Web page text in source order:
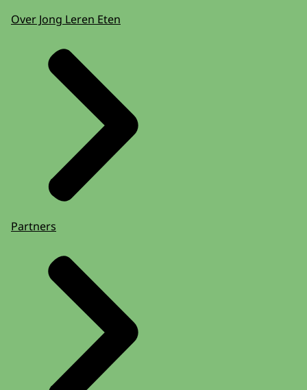
Over Jong Leren Eten
Partners